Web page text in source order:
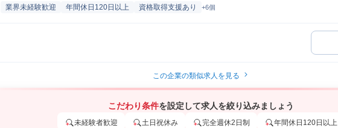
業界未経験歓迎 年間休日120日以上 資格取得支援あり +6個
この企業の類似求人を見る
こだわり条件を設定して求人を絞り込みましょう
未経験者歓迎 土日祝休み 完全週休2日制 年間休日120日以上